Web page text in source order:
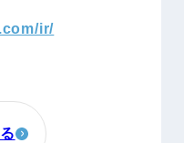
ir/